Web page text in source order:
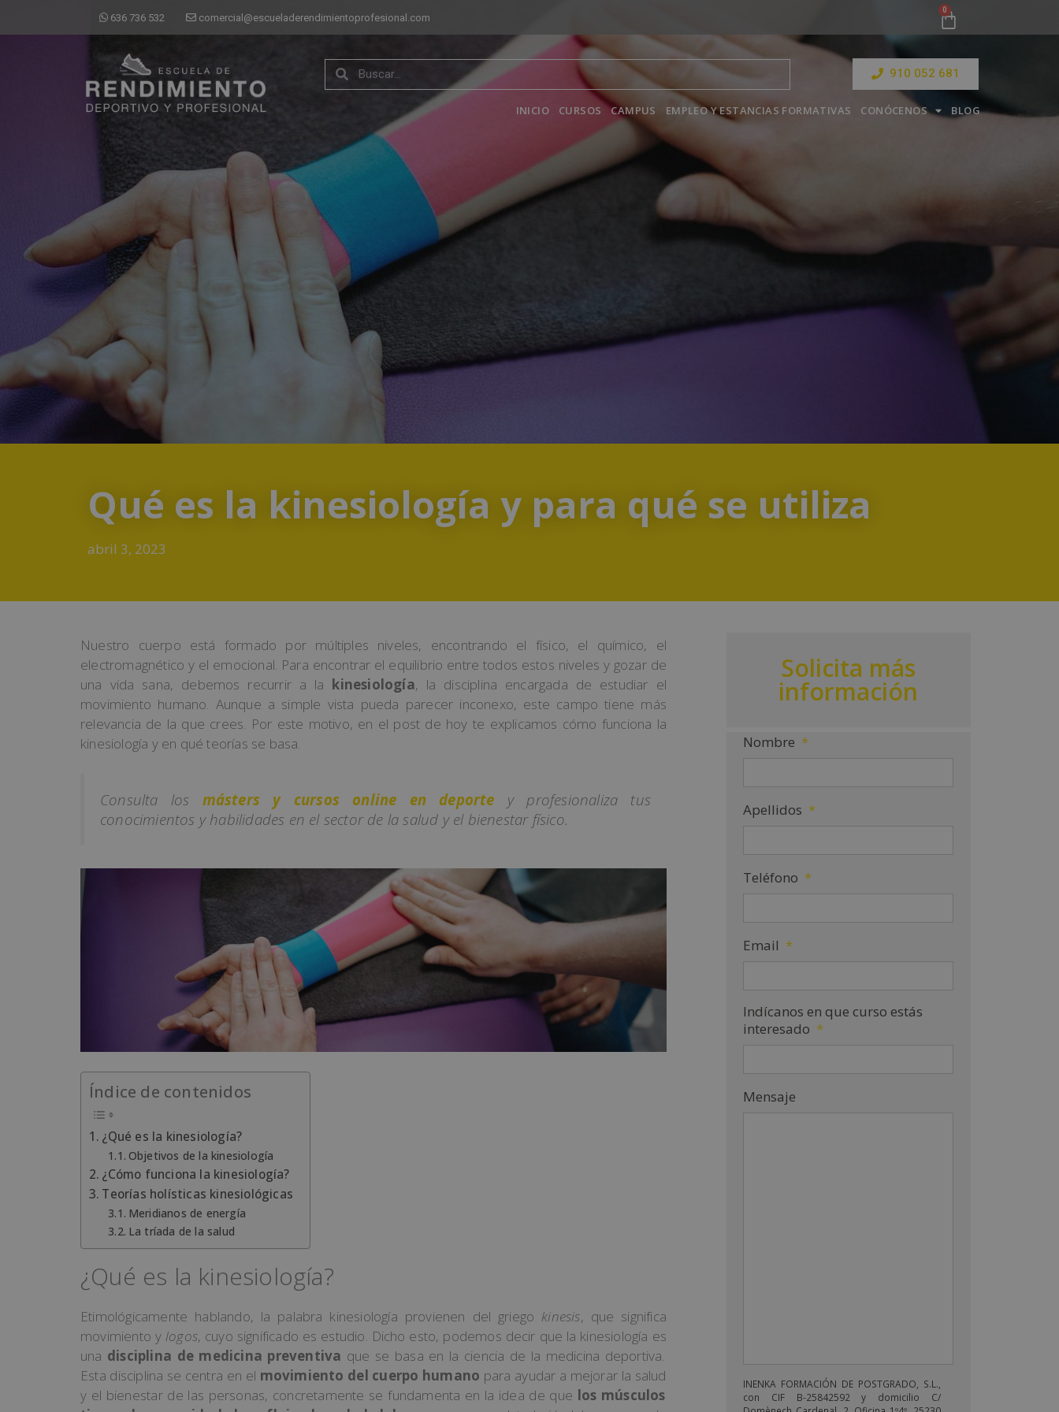
636 736 532 comercial@escueladerendimientoprofesional.com
910 052 681
INICIO CURSOS CAMPUS EMPLEO Y ESTANCIAS FORMATIVAS CONÓCENOS BLOG
Qué es la kinesiología y para qué se utiliza
abril 3, 2023
Nuestro cuerpo está formado por múltiples niveles, encontrando el físico, el químico, el
electromagnético y el emocional. Para encontrar el equilibrio entre todos estos niveles y gozar de
una vida sana, debemos recurrir a la kinesiología, la disciplina encargada de estudiar el
movimiento humano. Aunque a simple vista pueda parecer inconexo, este campo tiene más
relevancia de la que crees. Por este motivo, en el post de hoy te explicamos cómo funciona la
kinesiología y en qué teorías se basa.
Consulta los másters y cursos online en deporte y profesionaliza tus
conocimientos y habilidades en el sector de la salud y el bienestar físico.
Índice de contenidos
¿Qué es la kinesiología?
Objetivos de la kinesiología
¿Cómo funciona la kinesiología?
Teorías holísticas kinesiológicas
Meridianos de energía
La tríada de la salud
¿Qué es la kinesiología?
Etimológicamente hablando, la palabra kinesiología provienen del griegokinesis, que significa
movimiento y logos, cuyo significado es estudio. Dicho esto, podemos decir que la kinesiología es
una disciplina de medicina preventiva que se basa en la ciencia de la medicina deportiva.
Esta disciplina se centra en el movimiento del cuerpo humano para ayudar a mejorar la salud
y el bienestar de las personas, concretamente se fundamenta en la idea de que los músculos
Solicita más
información
Nombre *
Apellidos *
Teléfono *
Email *
Indícanos en que curso estás
interesado *
Mensaje
INENKA FORMACIÓN DE POSTGRADO, S.L.,
con CIF B-25842592 y domicilio C/